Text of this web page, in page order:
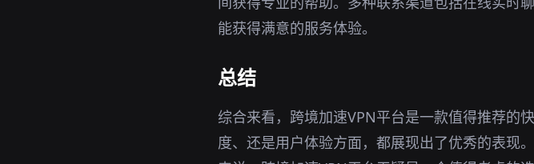
能获得满意的服务体验。
总结
综合来看，跨境加速VPN平台是一款值得推荐的
度、还是用户体验方面，都展现出了优秀的表现